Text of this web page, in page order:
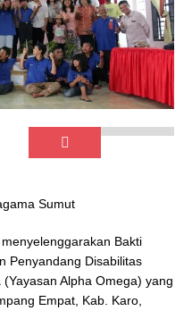
Sumut
Bakti
Penyandang Disabilitas
Alpha Omega) yang
Empat, Kab. Karo,